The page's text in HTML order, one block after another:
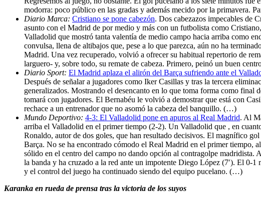
modorra: poco público en las gradas y además mecido por la primavera.
Diario Marca: Cristiano se pone cabezón. Dos cabezazos impecables de
asunto con el Madrid de por medio y más con un futbolista como
Valladolid que mostró tanta valentía de medio campo hacia arriba como
convulsa, llena de altibajos que, pese a lo que parezca, aún no ha
Madrid. Una vez recuperado, volvió a ofrecer su habitual repertorio de
larguero- y, sobre todo, su remate de cabeza. Primero, peinó un buen
Diario Sport: El Madrid aplaza el alirón del Barça sufriendo ante el
Después de señalar a jugadores como Iker Casillas y tras la tercera
generalizados. Mostrando el desencanto en lo que toma forma como final
tomará con jugadores. El Bernabéu le volvió a demostrar que está con
rechace a un entrenador que no asomó la cabeza del banquillo. (…)
Mundo Deportivo: 4-3: El Valladolid pone en apuros al Real Madrid. Al
arriba el Valladolid en el primer tiempo (2-2). Un Valladolid que , en
Ronaldo, autor de dos goles, que han resultado decisivos. El magnífico
Barça. No se ha encontrado cómodo el Real Madrid en el primer tiempo,
sólido en el centro del campo no dando opción al contragolpe madridista.
la banda y ha cruzado a la red ante un impotente Diego López (7′). El
y el control del juego ha continuado siendo del equipo pucelano. (…)
Karanka en rueda de prensa tras la victoria de los suyos